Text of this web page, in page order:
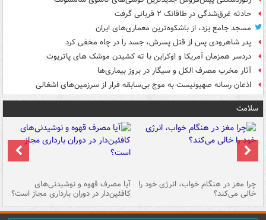
حادثه غرق‌شدگی در طاقانک ۲ قربانی گرفت
مسجد جامع یزد، از باشکوه‌ترین معماری‌های ایران
پدر شاهرودی پس از قتل پسرش، جسد را در چاه مخفی کرد
دردسر همزمان آمریکا و اوکراین با ته کشیدن موشک های پاتریوت
آثار مخرب مصرف الکل و سیگار در بروز بیماری‌ها
اذعان رسانه صهیونیست به موج بی‌سابقه فرار از سرزمین‌های اشغالی
سلامت
چرا مغز در هنگام خواب، انرژی خود را
خالی می‌کند؟
آیا مصرف قهوه و نوشیدنی‌های
کافئین‌دار در دوران بارداری مجاز است؟